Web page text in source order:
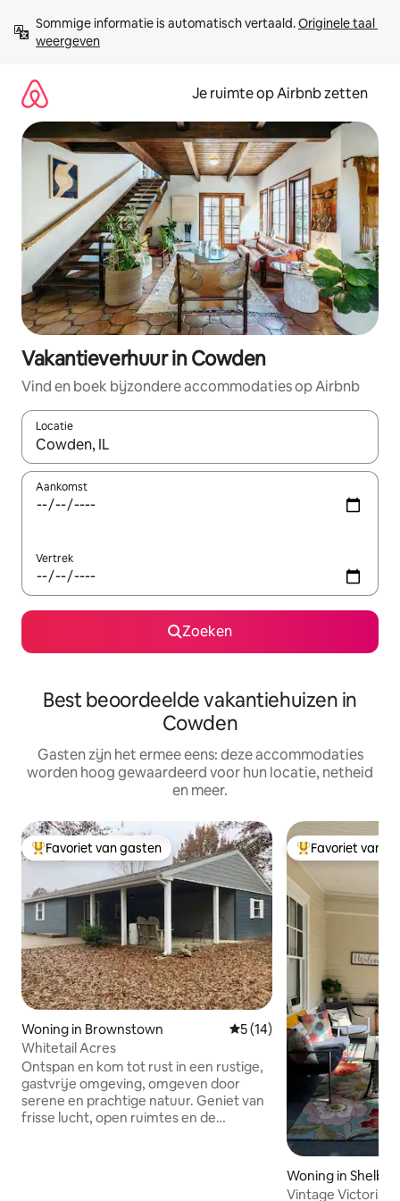
direct
naar
Sommige informatie is automatisch vertaald. Originele taal
weergeven
Je ruimte op Airbnb zetten
Vakantieverhuur in Cowden
Vind en boek bijzondere accommodaties op Airbnb
Locatie
Wanneer er suggesties beschikbaar zijn, maak je een keuze
Aankomst
Vertrek
Zoeken
Best beoordeelde vakantiehuizen in
Cowden
Gasten zijn het ermee eens: deze accommodaties
worden hoog gewaardeerd voor hun locatie, netheid
en meer.
Topfavoriet van gasten
Favoriet van gasten
Woning in Brownstown Gemiddelde beoordeling
5 (14)
Whitetail Acres
Ontspan en kom tot rust in een rustige,
gastvrije omgeving, omgeven door
serene en prachtige natuur. Geniet van
frisse lucht, open ruimtes en de
Topfavoriet van
Favoriet van
Woning in
Vintage